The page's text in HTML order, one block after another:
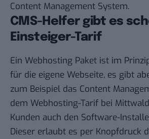
Content Management System.
CMS-Helfer gibt es
Einsteiger-Tarif
Ein Webhosting Paket ist im
für die eigene Webseite, es gibt
zum Beispiel das Content
dem Webhosting-Tarif bei
Kunden auch den Software-
Dieser erlaubt es per Knopfdruck